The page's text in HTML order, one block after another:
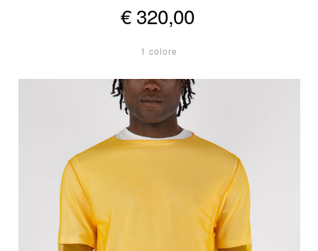
€ 320,00
1 colore